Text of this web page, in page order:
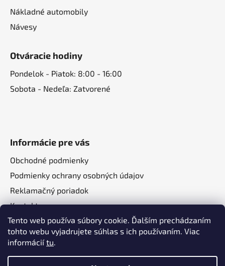
Tento web používa súbory cookie. Ďalším prechádzaním
tohto webu vyjadrujete súhlas s ich používaním. Viac
informáciítu.
Nákladné automobily
Návesy
Otváracie hodiny
Pondelok - Piatok: 8:00 - 16:00
Sobota - Nedeľa: Zatvorené
Informácie pre vás
Obchodné podmienky
Podmienky ochrany osobných údajov
Reklamačný poriadok
Kontakt
O nás